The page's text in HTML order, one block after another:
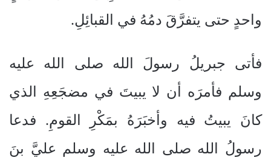
واحدٍ حتى يتفرَّقَ دمُهُ في القبائِلِ.
فأتى جبريلُ رسولَ الله صلى الله عليه
وسلم فأمرَه أن لا يبيتَ في مضجَعِهِ الذي
كانَ يبيتُ فيه وأخبَرَهُ بمَكْرِ القومِ. فدعا
رسولُ الله صلى الله عليه وسلم عليَّ بنَ